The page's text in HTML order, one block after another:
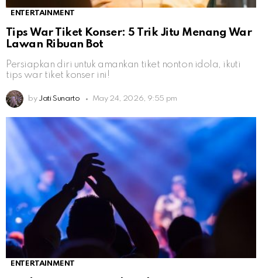
ENTERTAINMENT
Tips War Tiket Konser: 5 Trik Jitu Menang War
Lawan Ribuan Bot
Persiapkan diri untuk amankan tiket nonton idola, ikuti
tips war tiket konser ini!
by Jati Sunarto May 24, 2026, 9:55 pm
ENTERTAINMENT